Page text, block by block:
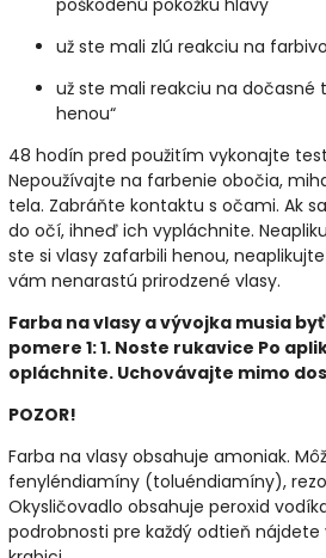
poškodenú pokožku hlavy
už ste mali zlú reakciu na
už ste mali reakciu na dočasné
henou“
48 hodín pred použitím vykonajte
Nepoužívajte na farbenie obočia,
tela. Zabráňte kontaktu s očami. Ak
do očí, ihneď ich vypláchnite.
ste si vlasy zafarbili henou,
vám nenarastú prirodzené vlasy.
Farba na vlasy a vývojka musia
pomere 1: 1. Noste rukavice Po
opláchnite. Uchovávajte mimo
POZOR!
Farba na vlasy obsahuje amoniak.
fenyléndiamíny (toluéndiamíny),
Okysličovadlo obsahuje peroxid
podrobnosti pre každý odtieň nájdete